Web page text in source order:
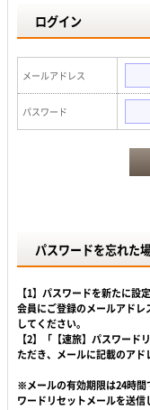
ログイン
メールアドレス
パスワード
パスワードを忘れた
【1】パスワードを新たに
会員にご登録のメールアド
してください。
【2】「【速旅】パスワー
ただき、メールに記載のアド
※メールの有効期限は24時間
ワードリセットメールを送信